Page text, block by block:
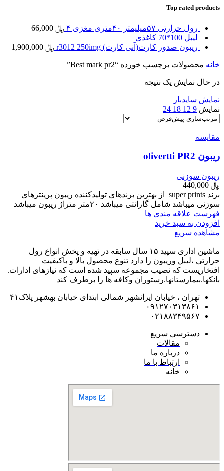
Top rated products
رول حرارتی ۵۷میلیمتر ۴۰متری مغزی ۴ ﷼
لیبل 100*70 کاغذی
ریبون صدور کارت(آنی کارت) r3012 250img
﷼
خانه محصولات برچسب خورده “Best mark pr2”
در حال نمایش یک نتیجه
نمایش سایدبار
نمایش 9
12
18
24
مقایسه
ریبون olivertti PR2
ریبون سوزنی
﷼
برند super prints از بهترین برندهای تولیدکننده ریبون پرینترهای
سوزنی میباشد شامل گارانتی میباشد ۲۰متر متراژ ریبون میباشد
فهرست علاقه مندی ها
افزودن به سبد خرید
مشاهده سریع
ماشین اداری سپید ۱۵ سال سابقه در تهیه و پخش انواع رول
حرارتی ،لیبل وریبون را دارد تنوع محصول بالا و باکیفیت
افتخاریست که نصیب مجموعه سپید شده است که نیازهای ادارات.
بانکها.بیمارستانها.رستوران و‌کافه ها را برطرف کند
تهران ، خیابان ایرانشهر شمالی ابتدای خیابان بهشهر پلاک۴۱
۰۹۱۲۷۰۳۱۳۸۶۱
۰۲۱۸۸۳۴۹۵۶۷
دسترسی سریع
مقالات
درباره ما
ارتباط با ما
خانه